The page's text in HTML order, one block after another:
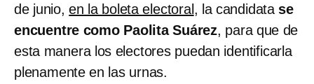
de junio,en la boleta electoral, la candidata se
encuentre como Paolita Suárez, para que de
esta manera los electores puedan identificarla
plenamente en las urnas.